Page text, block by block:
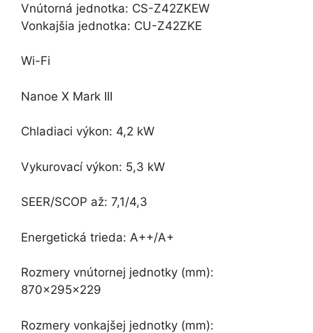
Vnútorná jednotka: CS-Z42ZKEW
Vonkajšia jednotka: CU-Z42ZKE
Wi-Fi
Nanoe X Mark III
Chladiaci výkon: 4,2 kW
Vykurovací výkon: 5,3 kW
SEER/SCOP až: 7,1/4,3
Energetická trieda: A++/A+
Rozmery vnútornej jednotky (mm):
870x295x229
Rozmery vonkajšej jednotky (mm):